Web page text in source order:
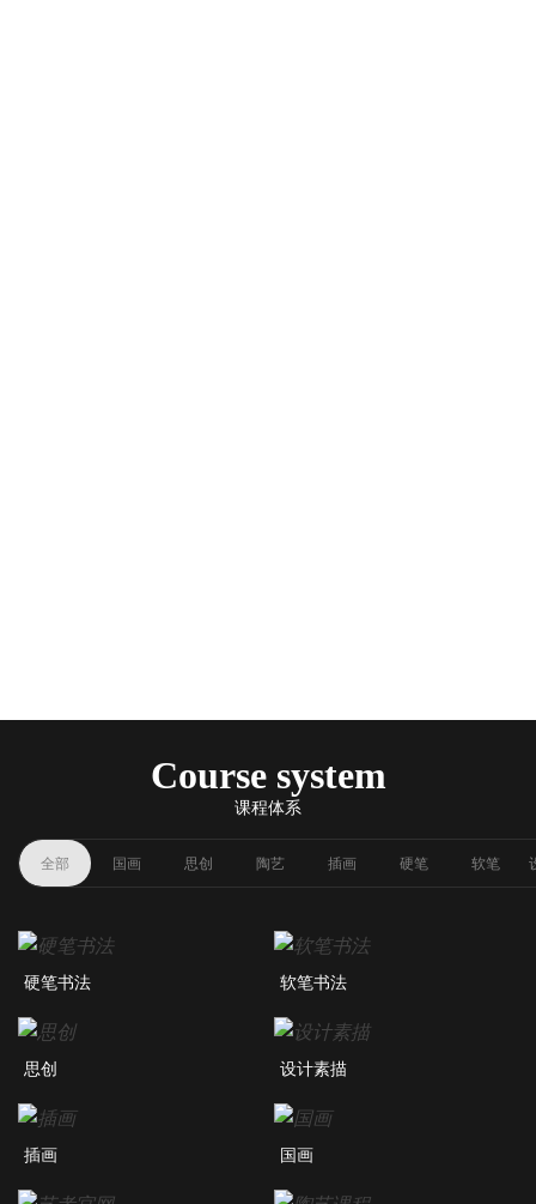
Course system
课程体系
全部 国画 思创 陶艺 插画 硬笔 软笔
硬笔书法 软笔书法
思创 设计素描
插画 国画